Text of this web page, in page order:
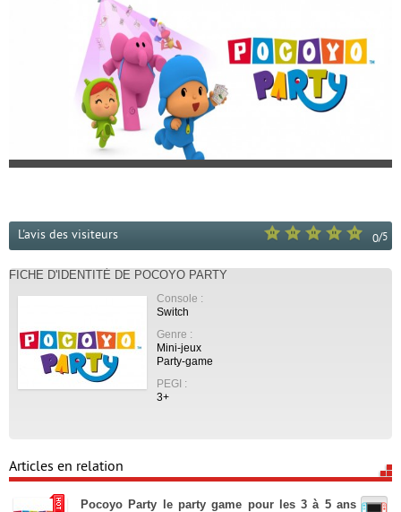
0/5
L'avis des visiteurs
FICHE D'IDENTITÉ DE POCOYO PARTY
Console :
Switch
Genre :
Mini-jeux
Party-game
PEGI :
3+
Articles en relation
Pocoyo Party le party game pour les 3 à 5 ans